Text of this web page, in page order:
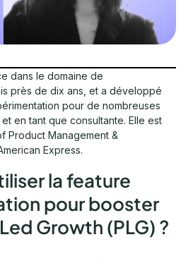
dans le domaine de
près de dix ans, et a développé
pour de nombreuses
en tant que consultante. Elle est
Product Management &
Express.
la feature
pour booster
Growth (PLG) ?